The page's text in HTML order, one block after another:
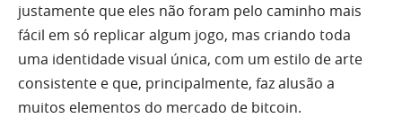
justamente que eles não foram pelo caminho mais
fácil em só replicar algum jogo, mas criando toda
uma identidade visual única, com um estilo de arte
consistente e que, principalmente, faz alusão a
muitos elementos do mercado de bitcoin.